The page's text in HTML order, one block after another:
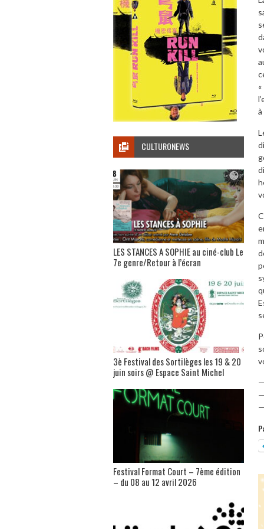
CULTURONEWS
LES STANCES A SOPHIE au ciné-club Le
7e genre/Retour à l’écran
3è Festival des Sortilèges les 19 & 20
juin soirs @ Espace Saint Michel
Festival Format Court – 7ème édition
– du 08 au 12 avril 2026